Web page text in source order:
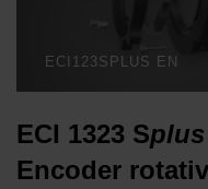
ECI123SPLUS EN
ECI 1323 Splus
Encoder